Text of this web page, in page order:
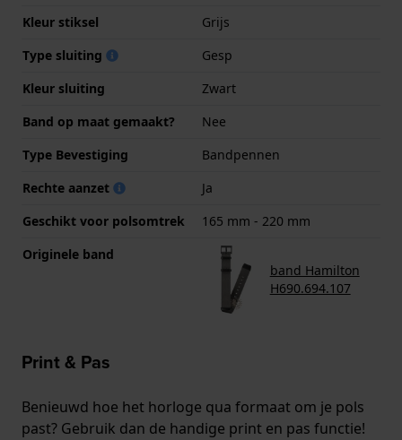
Kleur stiksel
Grijs
Type sluiting
Gesp
Kleur sluiting
Zwart
Band op maat gemaakt?
Nee
Type Bevestiging
Bandpennen
Rechte aanzet
Ja
Geschikt voor polsomtrek
165 mm - 220 mm
Originele band
band Hamilton
H690.694.107
Print & Pas
Benieuwd hoe het horloge qua formaat om je pols
past? Gebruik dan de handige print en pas functie!